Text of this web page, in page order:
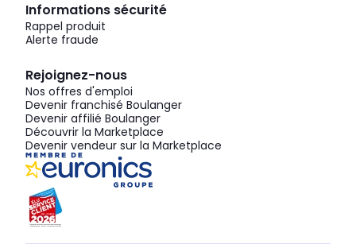
Informations sécurité
Rappel produit
Alerte fraude
Rejoignez-nous
Nos offres d'emploi
Devenir franchisé Boulanger
Devenir affilié Boulanger
Découvrir la Marketplace
Devenir vendeur sur la Marketplace